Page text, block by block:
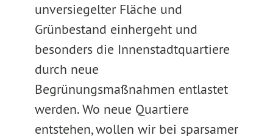
unversiegelter Fläche und
Grünbestand einhergeht und
besonders die Innenstadtquartiere
durch neue
Begrünungsmaßnahmen entlastet
werden. Wo neue Quartiere
entstehen, wollen wir bei sparsamer